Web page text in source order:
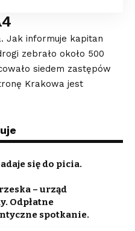
Jak informuje kapitan
zebrało około 500
siedem zastępów
Krakowa jest
się do picia.
– urząd
Odpłatne
spotkanie.